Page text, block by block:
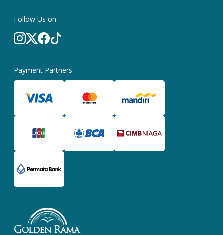
Follow Us on
Payment Partners